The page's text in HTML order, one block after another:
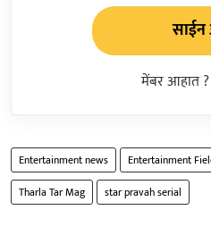
मेंबर आहात
Entertainment news Entertainment
Tharla Tar Mag
star pravah serial